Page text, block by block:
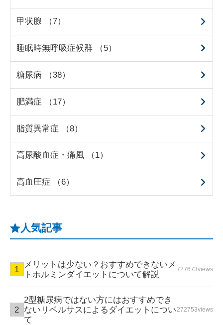
甲状腺 （7）
睡眠時無呼吸症候群 （5）
糖尿病 （38）
肥満症 （17）
脂質異常症 （8）
高尿酸血症・痛風 （1）
高血圧症 （6）
人気記事
メリットは少ない？おすすめできないメ
トホルミンダイエットについて解説
727673views
2型糖尿病ではない方にはおすすめでき
ないリベルサスによるダイエットについ
て
272753views